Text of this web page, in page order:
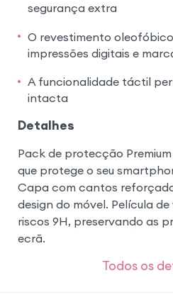
segurança extra
O revestimento
impressões digitais e
A funcionalidade táctil
intacta
Detalhes
Pack de protecção
que protege o seu
Capa com cantos
design do móvel. Película
riscos 9H, preservando as
ecrã.
Todos os